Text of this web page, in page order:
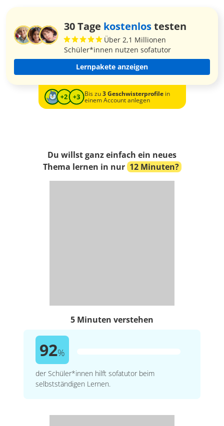
30 Tage kostenlostesten
Über 2,1 Millionen
Schüler*innen nutzen sofatutor
Lernpakete anzeigen
Bis zu3 Geschwisterprofilein
einem Account anlegen
Du willst ganz einfach ein neues
Thema lernen in nur 12 Minuten?
5 Minuten verstehen
92%
der Schüler*innen hilft sofatutor beim
selbstständigen Lernen.